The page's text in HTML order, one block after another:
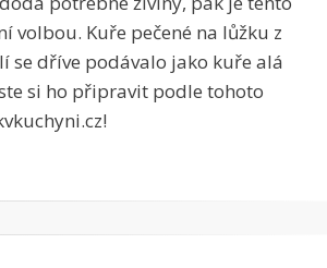
volbou. Kuře pečené na lůžku z
se dříve podávalo jako kuře alá
si ho připravit podle tohoto